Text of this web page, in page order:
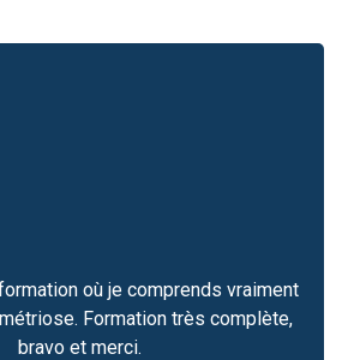
où je comprends vraiment
Formation très complète,
bravo et merci.